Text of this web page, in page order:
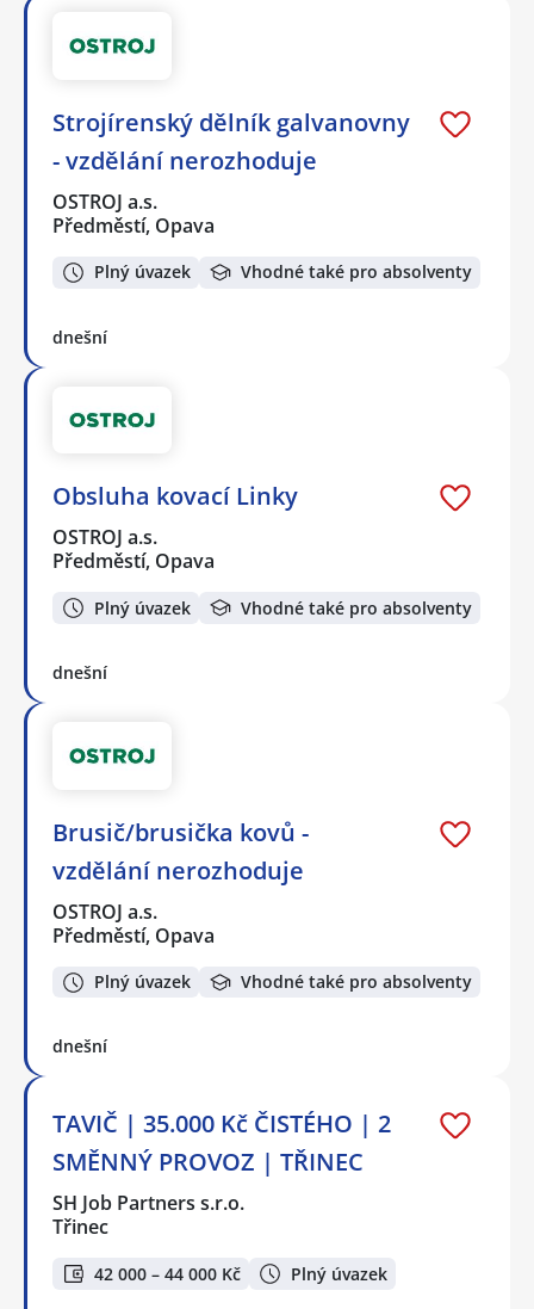
Strojírenský dělník galvanovny
- vzdělání nerozhoduje
OSTROJ a.s.
Předměstí, Opava
Plný úvazek Vhodné také pro absolventy
dnešní
Obsluha kovací Linky
OSTROJ a.s.
Předměstí, Opava
Plný úvazek Vhodné také pro absolventy
dnešní
Brusič/brusička kovů -
vzdělání nerozhoduje
OSTROJ a.s.
Předměstí, Opava
Plný úvazek Vhodné také pro absolventy
dnešní
TAVIČ | 35.000 Kč ČISTÉHO | 2
SMĚNNÝ PROVOZ | TŘINEC
SH Job Partners s.r.o.
Třinec
42 000 – 44 000 Kč Plný úvazek